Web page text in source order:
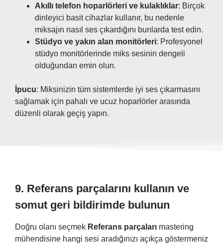
Akıllı telefon hoparlörleri ve kulaklıklar: Birçok
dinleyici basit cihazlar kullanır, bu nedenle
miksajın nasıl ses çıkardığını bunlarda test edin.
Stüdyo ve yakın alan monitörleri: Profesyonel
stüdyo monitörlerinde miks sesinin dengeli
olduğundan emin olun.
İpucu: Miksinizin tüm sistemlerde iyi ses çıkarmasını
sağlamak için pahalı ve ucuz hoparlörler arasında
düzenli olarak geçiş yapın.
9. Referans parçalarını kullanın ve
somut geri bildirimde bulunun
Doğru olanı seçmek Referans parçaları mastering
mühendisine hangi sesi aradığınızı açıkça göstermeniz